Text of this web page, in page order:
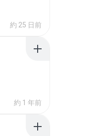
約 25 日前
約 1 年前